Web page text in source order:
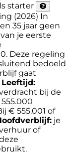
starter
(2026) In
35 jaar geen
je eerste
Deze regeling
bedoeld
gaat
Leeftijd:
bij de
€ 555.001 of
je
of